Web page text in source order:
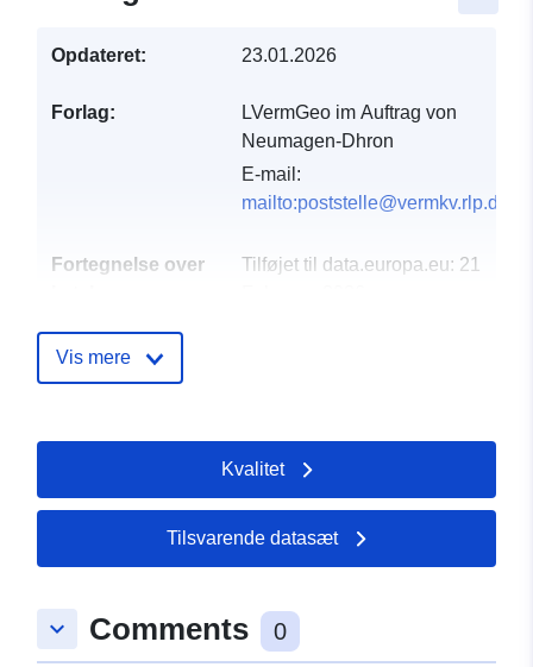
Opdateret: 23.01.2026
Forlag:
LVermGeo im Auftrag von
Neumagen-Dhron
E-mail:
mailto:poststelle@vermkv.rlp.de
Fortegnelse over
Tilføjet til data.europa.eu: 21
49.8523 ], [ 6.89785,
49.8523 ], [ 6.89785,
49.8482 ], [ 6.89604,
49.8482 ], [ 6.89604,
uriRef:
http://data.europa.eu/88u/dataset/
Vis mere
Kvalitet
Tilsvarende datasæt
keyboard_arrow_down Comments 0